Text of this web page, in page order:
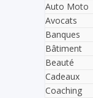
Auto Moto
Avocats
Banques
Bâtiment
Beauté
Cadeaux
Coaching